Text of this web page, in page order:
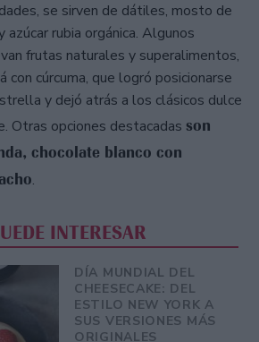
se sirven de dátiles, mosto de
azúcar rubia orgánica. Algunos
frutas naturales y superalimentos,
con cúrcuma, que logró posicionarse
y dejó atrás a los clásicos dulce
Otras opciones destacadas son
chocolate blanco con
.
INTERESAR
DÍA MUNDIAL DEL
CHEESECAKE: DEL
ESTILO NEW YORK A
SUS VERSIONES MÁS
ORIGINALES